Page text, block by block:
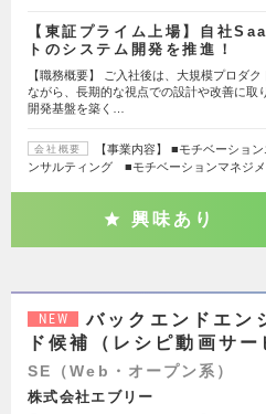
【東証プライム上場】自社
トのシステム開発を推進！
【職務概要】 ご入社後は、大規模プロダク
ながら、長期的な視点での設計や改善に取
開発基盤を築く…
会社概要
【事業内容】 ■モチベーショ
ンサルティング ■モチベーションマネジ
興味あり
NEW
バックエンドエン
ド候補（レシピ動画サー
SE（Web・オープン系）
株式会社エブリー